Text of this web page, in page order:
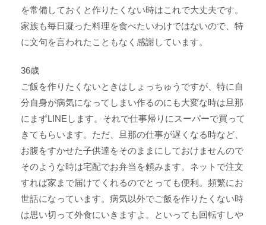
を常備しておくと作りたくない時はこれで大丈夫です。
家族も毎日凝った料理を食べたいわけではないので、特
に文句を言われたこともなく感謝しています。
36歳
ご飯を作りたくないときはしょっちゅうですが、特に自
分自身が病気になってしまい作るのにも大変な時は旦那
にまずLINEします。それで仕事帰りにスーパーで買って
きてもらいます。ただ、旦那の仕事が遅くなる時など、
お腹をすかせた子供達をそのままにしておけませんので
そのような時は宅配でお弁当を頼みます。ネットで注文
すれば家まで届けてくれるのでとっても便利。頻繁にお
世話になっています。病気以外でご飯を作りたくない時
は思い切って外食にいきますよ。といっても回転すしや